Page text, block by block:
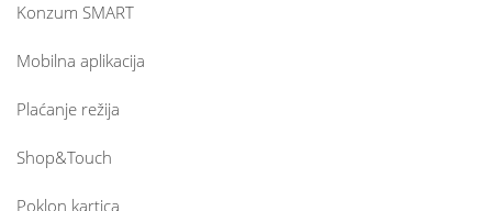
Konzum SMART
Mobilna aplikacija
Plaćanje režija
Shop&Touch
Poklon kartica